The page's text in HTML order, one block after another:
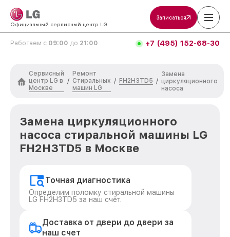
Официальный сервисный центр LG
Записаться
Работаем с 09:00 до 21:00 +7 (495) 152-68-30
Сервисный
центр LG в
Москве
/
Ремонт
Стиральных
машин LG
/ FH2H3TD5 /
Замена
циркуляционного
насоса
Замена циркуляционного
насоса стиральной машины LG
FH2H3TD5 в Москве
Точная диагностика
Определим поломку стиральной машины
LG FH2H3TD5 за наш счёт.
Доставка от двери до двери за
наш счет